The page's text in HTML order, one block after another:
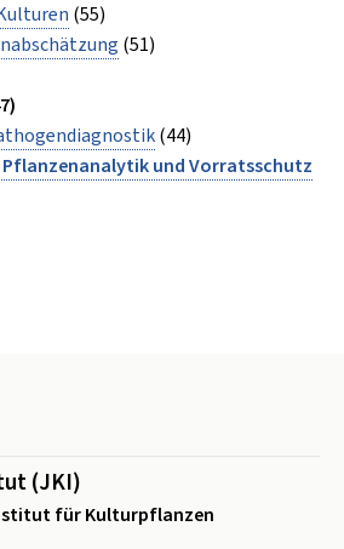
(55)
(51)
(44)
Pflanzenanalytik und Vorratsschutz
(JKI)
für Kulturpflanzen